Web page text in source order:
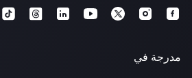
مدرجة في